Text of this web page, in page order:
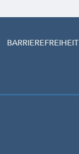
BARRIEREFREIHEIT